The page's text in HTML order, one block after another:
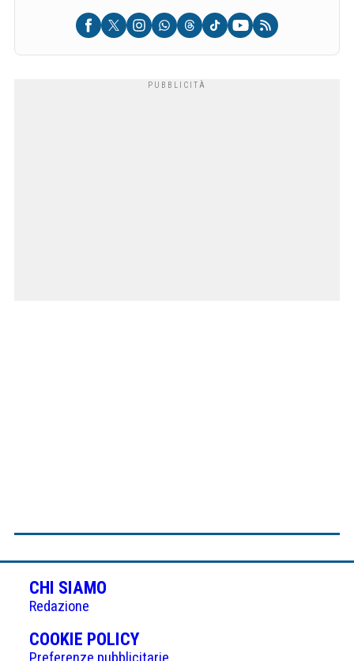
CHI SIAMO
Redazione
COOKIE POLICY(APRE
Preferenze pubblicitarie